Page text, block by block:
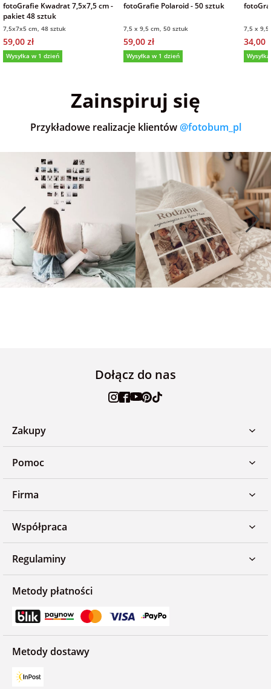
fotoGrafie Kwadrat 7,5x7,5 cm -
pakiet 48 sztuk
7,5x7x5 cm, 48 sztuk
59,00 zł
Wysyłka w 1 dzień
fotoGrafie Polaroid - 50 sztuk
7,5 x 9,5 cm, 50 sztuk
59,00 zł
Wysyłka w 1 dzień
7,5 x
34,00
Zainspiruj się
Przykładowe realizacje klientów @fotobum_pl
Dołącz do nas
Zakupy
Pomoc
Firma
Współpraca
Regulaminy
Metody płatności
Metody dostawy